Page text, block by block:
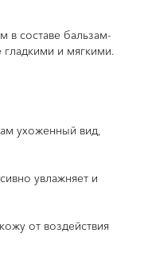
в составе бальзам-
гладкими и мягкими.
ухоженный вид,
увлажняет и
от воздействия